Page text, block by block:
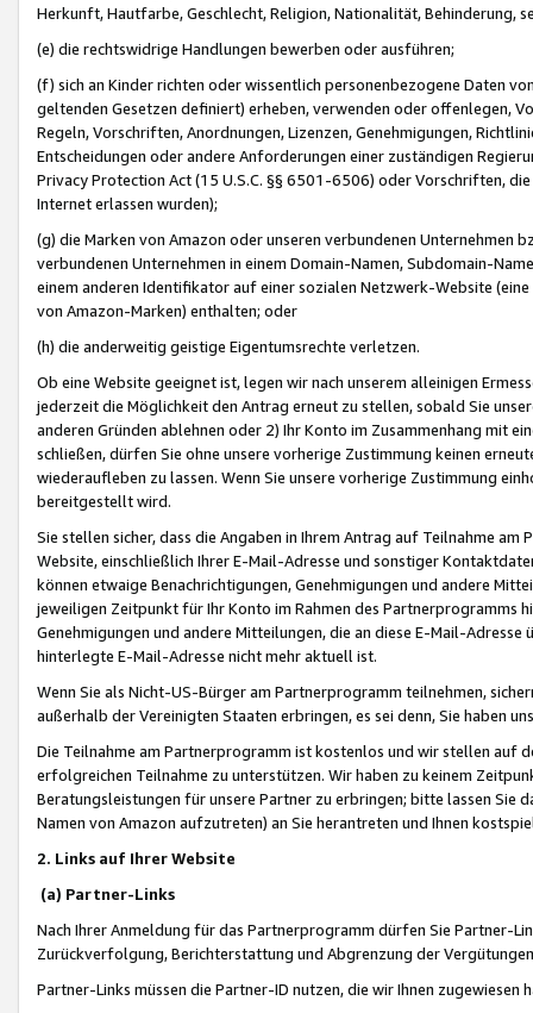
Herkunft, Hautfarbe, Geschlecht, Religion, Nationalität, Behinderung,
(e) die rechtswidrige Handlungen bewerben oder ausführen;
(f) sich an Kinder richten oder wissentlich personenbezogene Daten
geltenden Gesetzen definiert) erheben, verwenden oder offenlegen,
Regeln, Vorschriften, Anordnungen, Lizenzen, Genehmigungen,
Entscheidungen oder andere Anforderungen einer zuständigen
Privacy Protection Act (15 U.S.C. §§ 6501-6506) oder Vorschriften,
Internet erlassen wurden);
(g) die Marken von Amazon oder unseren verbundenen Unternehmen
verbundenen Unternehmen in einem Domain-Namen, Subdomain-
einem anderen Identifikator auf einer sozialen Netzwerk-Website
von Amazon-Marken) enthalten; oder
(h) die anderweitig geistige Eigentumsrechte verletzen.
Ob eine Website geeignet ist, legen wir nach unserem alleinigen
jederzeit die Möglichkeit den Antrag erneut zu stellen, sobald Sie
anderen Gründen ablehnen oder 2) Ihr Konto im Zusammenhang mit
schließen, dürfen Sie ohne unsere vorherige Zustimmung keinen
wiederaufleben zu lassen. Wenn Sie unsere vorherige Zustimmung
bereitgestellt wird.
Sie stellen sicher, dass die Angaben in Ihrem Antrag auf Teilnahme
Website, einschließlich Ihrer E-Mail-Adresse und sonstiger
können etwaige Benachrichtigungen, Genehmigungen und andere
jeweiligen Zeitpunkt für Ihr Konto im Rahmen des Partnerprogramms
Genehmigungen und andere Mitteilungen, die an diese E-Mail-
hinterlegte E-Mail-Adresse nicht mehr aktuell ist.
Wenn Sie als Nicht-US-Bürger am Partnerprogramm teilnehmen,
außerhalb der Vereinigten Staaten erbringen, es sei denn, Sie haben
Die Teilnahme am Partnerprogramm ist kostenlos und wir stellen auf
erfolgreichen Teilnahme zu unterstützen. Wir haben zu keinem
Beratungsleistungen für unsere Partner zu erbringen; bitte lassen Sie
Namen von Amazon aufzutreten) an Sie herantreten und Ihnen
2. Links auf Ihrer Website
(a) Partner-Links
Nach Ihrer Anmeldung für das Partnerprogramm dürfen Sie Partner-
Zurückverfolgung, Berichterstattung und Abgrenzung der
Partner-Links müssen die Partner-ID nutzen, die wir Ihnen zugewiesen